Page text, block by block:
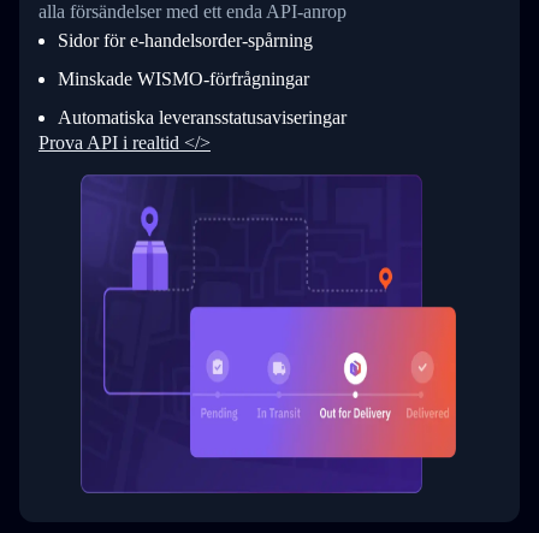
28
29
31
33
34
"Details": "BEIJING-
          }
      }
  }
}
alla försändelser med ett enda API-anrop
Sidor för e-handelsorder-spårning
Minskade WISMO-förfrågningar
Automatiska leveransstatusaviseringar
Prova API i realtid </>